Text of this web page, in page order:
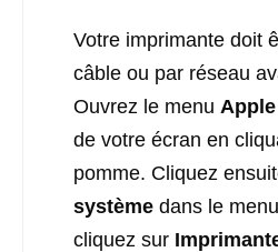
Votre imprimante doit
câble ou par réseau
Ouvrez le menu Apple
de votre écran en
pomme. Cliquez
système dans le
cliquez sur